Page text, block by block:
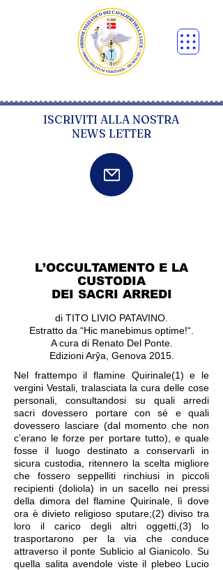
ISCRIVITI ALLA NOSTRA
NEWS LETTER
L’OCCULTAMENTO E LA
CUSTODIA
DEI SACRI ARREDI
di TITO LIVIO PATAVINO.
Estratto da “Hic manebimus optime!“.
A cura di Renato Del Ponte.
Edizioni Arŷa, Genova 2015.
Nel frattempo il flamine Quirinale(1) e le
vergini Vestali, tralasciata la cura delle cose
personali, consultandosi su quali arredi
sacri dovessero portare con sé e quali
dovessero lasciare (dal momento che non
c’erano le forze per portare tutto), e quale
fosse il luogo destinato a conservarli in
sicura custodia, ritennero la scelta migliore
che fossero seppelliti rinchiusi in piccoli
recipienti (doliola) in un sacello nei pressi
della dimora del flamine Quirinale, lì dove
ora è divieto religioso sputare;(2) diviso tra
loro il carico degli altri oggetti,(3) lo
trasportarono per la via che conduce
attraverso il ponte Sublicio al Gianicolo. Su
quella salita avendole viste il plebeo Lucio